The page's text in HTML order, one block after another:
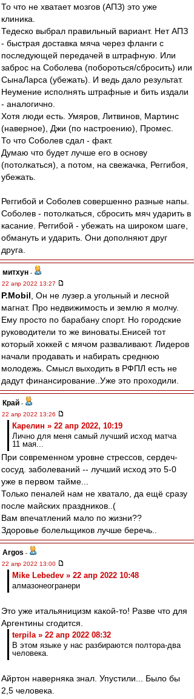
То что не хватает мозгов (АПЗ) это уже
клиника.
Тедеско выбрал правильный вариант. Нет АПЗ
- быстрая доставка мяча через фланги с
последующей передачей в штрафную. Или
заброс на Соболева (побороться/сбросить) или
СынаЛарса (убежать). И ведь дало результат.
Неумение исполнять штрафные и бить издали
- аналогично.
Хотя люди есть. Умяров, Литвинов, Мартинс
(наверное), Джи (по настроению), Промес.
То что Соболев сдал - факт.
Думаю что будет лучше его в основу
(потолкаться), а потом, на свежачка, Реггибоя,
убежать.
Реггибой и Соболев совершенно разные напы.
Соболев - потолкаться, сбросить мяч ударить в
касание. Реггибой - убежать на широком шаге,
обмануть и ударить. Они дополняют друг
друга.
митхун -
22 апр 2022 13:27
P.Mobil , Он не лузер.а угольный и лесной
магнат. Про недвижимость и землю я молчу.
Ему просто по барабану спорт. Но городские
руководители то же виноваты.Енисей тот
который хоккей с мячом разваливают. Лидеров
начали продавать и набирать среднюю
молодежь. Смысл выходить в РФПЛ есть не
дадут финансирование..Уже это проходили.
Край -
22 апр 2022 13:26
Карелин » 22 апр 2022, 10:19
Лично для меня самый лучший исход матча
11 мая...
При современном уровне стрессов, сердеч-
сосуд. заболеваний -- лучший исход это 5-0
уже в первом тайме...
Только пеналей нам не хватало, да ещё сразу
после майских праздников..(
Вам впечатлений мало по жизни??
Здоровье болельщиков лучше беречь..
Argos -
22 апр 2022 13:00
Mike Lebedev » 22 апр 2022 10:48
алмазонеогранери
Это уже итальяницизм какой-то! Разве что для
Аргентины сгодится.
terpila » 22 апр 2022 08:32
В этом языке у нас разбираются полтора-два
человека.
Айртон наверняка знал. Упустили... Было бы
2,5 человека.